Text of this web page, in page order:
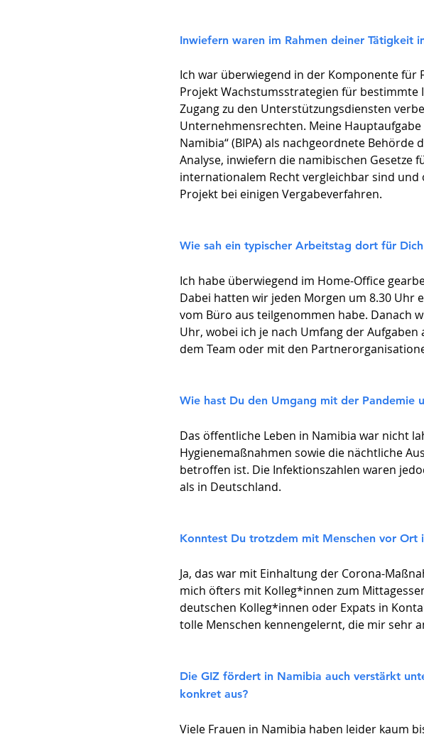
Inwiefern waren im Rahmen deiner Tätigkeit
Ich war überwiegend in der Komponente
Projekt Wachstumsstrategien für
Zugang zu den Unterstützungsdiensten
Unternehmensrechten. Meine
Namibia“ (BIPA) als nachgeordnete
Analyse, inwiefern die namibischen
internationalem Recht vergleichbar sind
Projekt bei einigen Vergabeverfahren.
Wie sah ein typischer Arbeitstag dort für Dich
Ich habe überwiegend im Home-Office
Dabei hatten wir jeden Morgen um 8.30 Uhr
vom Büro aus teilgenommen habe. Danach
Uhr, wobei ich je nach Umfang der
dem Team oder mit den
Wie hast Du den Umgang mit der Pandemie
Das öffentliche Leben in Namibia war nicht
Hygienemaßnahmen sowie die nächtliche
betroffen ist. Die Infektionszahlen waren
als in Deutschland.
Konntest Du trotzdem mit Menschen vor Ort
Ja, das war mit Einhaltung der Corona-
mich öfters mit Kolleg*innen zum
deutschen Kolleg*innen oder Expats in
tolle Menschen kennengelernt, die mir sehr
Die GIZ fördert in Namibia auch verstärkt
konkret aus?
Viele Frauen in Namibia haben leider kaum